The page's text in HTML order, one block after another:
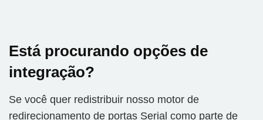
Está procurando opções de
integração?
Se você quer redistribuir nosso motor de
redirecionamento de portas Serial como parte de